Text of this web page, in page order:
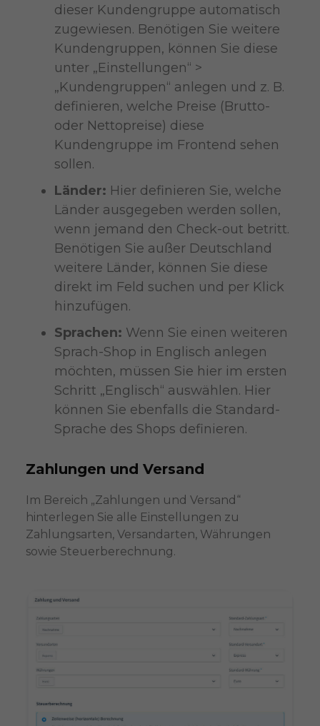
dieser Kundengruppe automatisch
zugewiesen. Benötigen Sie weitere
Kundengruppen, können Sie diese
unter „Einstellungen“ >
„Kundengruppen“ anlegen und z. B.
definieren, welche Preise (Brutto-
oder Nettopreise) diese
Kundengruppe im Frontend sehen
sollen.
Länder: Hier definieren Sie, welche
Länder ausgegeben werden sollen,
wenn jemand den Check-out betritt.
Benötigen Sie außer Deutschland
weitere Länder, können Sie diese
direkt im Feld suchen und per Klick
hinzufügen.
Sprachen: Wenn Sie einen weiteren
Sprach-Shop in Englisch anlegen
möchten, müssen Sie hier im ersten
Schritt „Englisch“ auswählen. Hier
können Sie ebenfalls die Standard-
Sprache des Shops definieren.
Zahlungen und Versand
Im Bereich „Zahlungen und Versand“
hinterlegen Sie alle Einstellungen zu
Zahlungsarten, Versandarten, Währungen
sowie Steuerberechnung.